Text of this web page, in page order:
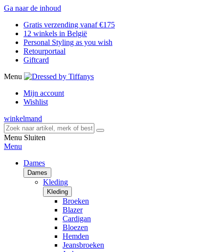
Ga naar de inhoud
Gratis verzending vanaf €175
12 winkels in België
Personal Styling as you wish
Retourportaal
Giftcard
Menu
Mijn account
Wishlist
winkelmand
Menu Sluiten
Menu
Dames
Dames
Kleding
Kleding
Broeken
Blazer
Cardigan
Bloezen
Hemden
Jeansbroeken